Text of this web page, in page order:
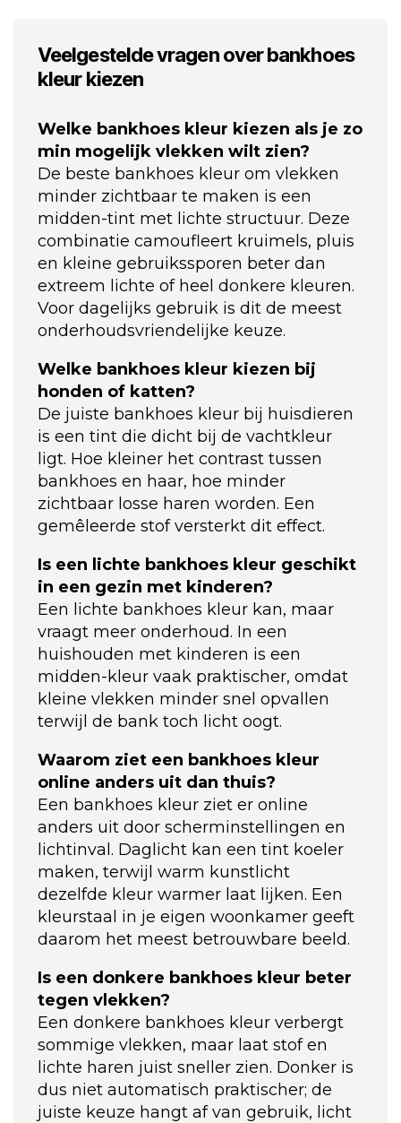
Veelgestelde vragen over bankhoes
kleur kiezen
Welke bankhoes kleur kiezen als je zo
min mogelijk vlekken wilt zien?
De beste bankhoes kleur om vlekken
minder zichtbaar te maken is een
midden-tint met lichte structuur. Deze
combinatie camoufleert kruimels, pluis
en kleine gebruikssporen beter dan
extreem lichte of heel donkere kleuren.
Voor dagelijks gebruik is dit de meest
onderhoudsvriendelijke keuze.
Welke bankhoes kleur kiezen bij
honden of katten?
De juiste bankhoes kleur bij huisdieren
is een tint die dicht bij de vachtkleur
ligt. Hoe kleiner het contrast tussen
bankhoes en haar, hoe minder
zichtbaar losse haren worden. Een
gemêleerde stof versterkt dit effect.
Is een lichte bankhoes kleur geschikt
in een gezin met kinderen?
Een lichte bankhoes kleur kan, maar
vraagt meer onderhoud. In een
huishouden met kinderen is een
midden-kleur vaak praktischer, omdat
kleine vlekken minder snel opvallen
terwijl de bank toch licht oogt.
Waarom ziet een bankhoes kleur
online anders uit dan thuis?
Een bankhoes kleur ziet er online
anders uit door scherminstellingen en
lichtinval. Daglicht kan een tint koeler
maken, terwijl warm kunstlicht
dezelfde kleur warmer laat lijken. Een
kleurstaal in je eigen woonkamer geeft
daarom het meest betrouwbare beeld.
Is een donkere bankhoes kleur beter
tegen vlekken?
Een donkere bankhoes kleur verbergt
sommige vlekken, maar laat stof en
lichte haren juist sneller zien. Donker is
dus niet automatisch praktischer; de
juiste keuze hangt af van gebruik, licht